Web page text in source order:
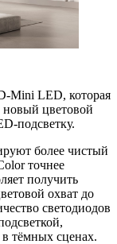
Mini LED, которая
новый цветовой
подсветку.
более чистый
точнее
получить
охват до
светодиодов
тёмных сценах.